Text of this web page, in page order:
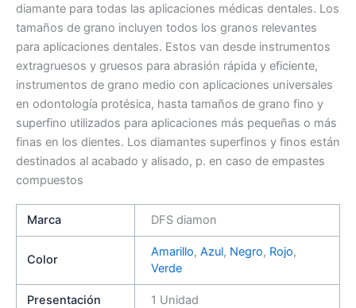
diamante para todas las aplicaciones médicas dentales. Los
tamaños de grano incluyen todos los granos relevantes
para aplicaciones dentales. Estos van desde instrumentos
extragruesos y gruesos para abrasión rápida y eficiente,
instrumentos de grano medio con aplicaciones universales
en odontología protésica, hasta tamaños de grano fino y
superfino utilizados para aplicaciones más pequeñas o más
finas en los dientes. Los diamantes superfinos y finos están
destinados al acabado y alisado, p. en caso de empastes
compuestos
Marca DFS diamon
Color
Amarillo, Azul, Negro, Rojo,
Verde
Presentación 1 Unidad